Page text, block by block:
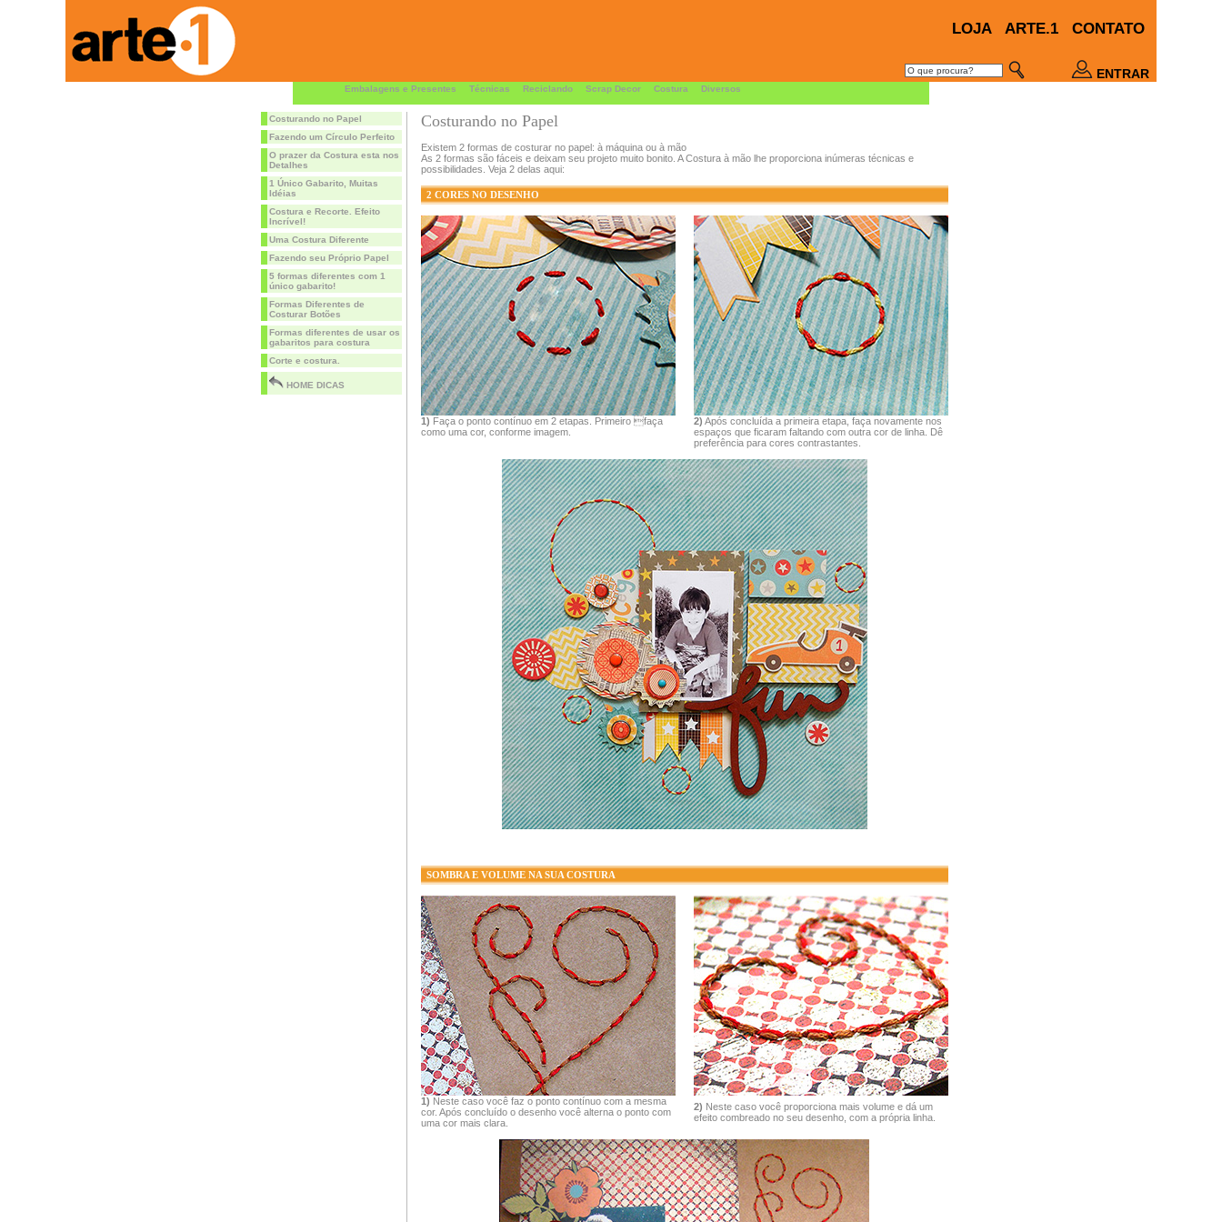
LOJA ARTE.1 CONTATO
ENTRAR
Embalagens e Presentes Técnicas Reciclando Scrap Decor Costura Diversos
Costurando no Papel
Fazendo um Círculo Perfeito
O prazer da Costura esta nos
Detalhes
1 Único Gabarito, Muitas
Idéias
Costura e Recorte. Efeito
Incrível!
Uma Costura Diferente
Fazendo seu Próprio Papel
5 formas diferentes com 1
único gabarito!
Formas Diferentes de
Costurar Botões
Formas diferentes de usar os
gabaritos para costura
Corte e costura.
HOME DICAS
Costurando no Papel
Existem 2 formas de costurar no papel: à máquina ou à mão
As 2 formas são fáceis e deixam seu projeto muito bonito. A Costura à mão lhe proporciona inúmeras técnicas e
possibilidades. Veja 2 delas aqui:
2 CORES NO DESENHO
1) Faça o ponto contínuo em 2 etapas. Primeiro faça
como uma cor, conforme imagem.
2) Após concluída a primeira etapa, faça novamente nos
espaços que ficaram faltando com outra cor de linha. Dê
preferência para cores contrastantes.
SOMBRA E VOLUME NA SUA COSTURA
1) Neste caso você faz o ponto contínuo com a mesma
cor. Após concluído o desenho você alterna o ponto com
uma cor mais clara.
2) Neste caso você proporciona mais volume e dá um
efeito combreado no seu desenho, com a própria linha.